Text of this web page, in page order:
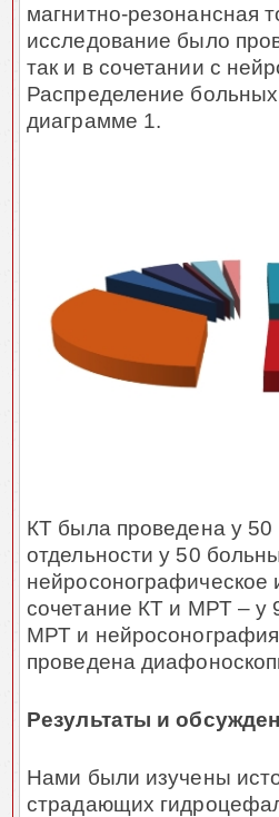
магнитно-резонансная
исследование было
так и в сочетании с
Распределение
диаграмме 1.
КТ была проведена у
отдельности у 50
сочетание КТ и МРТ – у
МРТ и
проведена
Результаты и
Нами были изучены
страдающих